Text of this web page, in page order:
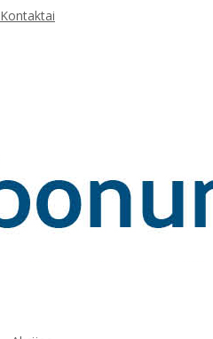
Kontaktai